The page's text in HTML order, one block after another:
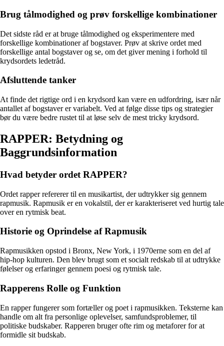
Brug tålmodighed og prøv forskellige kombinationer
Det sidste råd er at bruge tålmodighed og eksperimentere med
forskellige kombinationer af bogstaver. Prøv at skrive ordet med
forskellige antal bogstaver og se, om det giver mening i forhold til
krydsordets ledetråd.
Afsluttende tanker
At finde det rigtige ord i en krydsord kan være en udfordring, især når
antallet af bogstaver er variabelt. Ved at følge disse tips og strategier
bør du være bedre rustet til at løse selv de mest tricky krydsord.
RAPPER: Betydning og
Baggrundsinformation
Hvad betyder ordet RAPPER?
Ordet rapper refererer til en musikartist, der udtrykker sig gennem
rapmusik. Rapmusik er en vokalstil, der er karakteriseret ved hurtig tale
over en rytmisk beat.
Historie og Oprindelse af Rapmusik
Rapmusikken opstod i Bronx, New York, i 1970erne som en del af
hip-hop kulturen. Den blev brugt som et socialt redskab til at udtrykke
følelser og erfaringer gennem poesi og rytmisk tale.
Rapperens Rolle og Funktion
En rapper fungerer som fortæller og poet i rapmusikken. Teksterne kan
handle om alt fra personlige oplevelser, samfundsproblemer, til
politiske budskaber. Rapperen bruger ofte rim og metaforer for at
formidle sit budskab.